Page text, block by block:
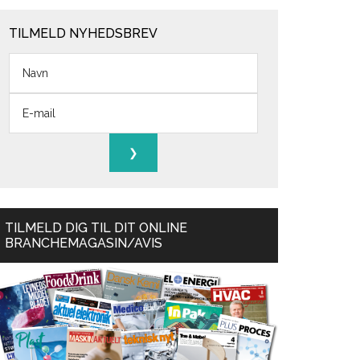
TILMELD NYHEDSBREV
TILMELD DIG TIL DIT ONLINE
BRANCHEMAGASIN/AVIS